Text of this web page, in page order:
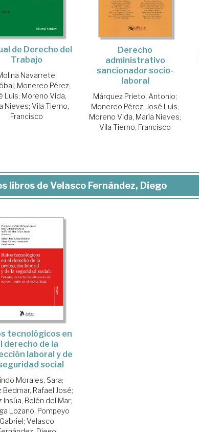
de Derecho del
Trabajo
Navarrete,
; Monereo Pérez,
Luis; Moreno Vida,
Nieves; Vila Tierno,
Francisco
Derecho
administrativo
sancionador socio-
laboral
Márquez Prieto, Antonio;
Monereo Pérez, José Luis;
Moreno Vida, María Nieves;
Vila Tierno, Francisco
libros de Velasco Fernández, Diego
tecnológicos en
derecho de la
laboral y de
social
Morales, Sara;
Bedmar, Rafael José;
Insúa, Belén del Mar;
Lozano, Pompeyo
; Velasco